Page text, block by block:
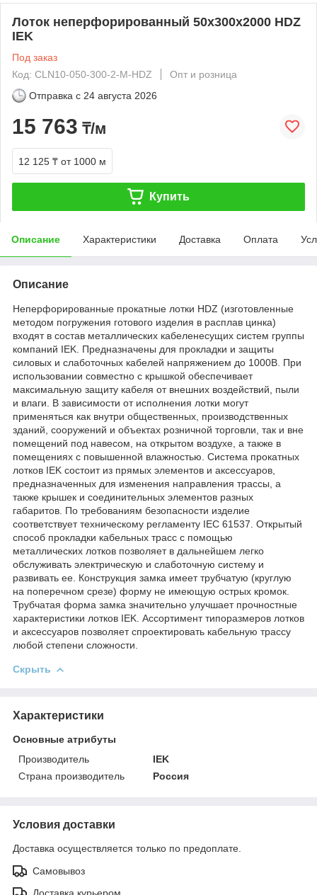
Лоток неперфорированный 50х300х2000 HDZ
IEK
Под заказ
Код: CLN10-050-300-2-M-HDZ
Опт и розница
Отправка с 24 августа 2026
15 763 ₸/м
12 125 ₸ от 1000 м
Купить
Описание Характеристики Доставка Оплата
Описание
Неперфорированные прокатные лотки HDZ (изготовленные
методом погружения готового изделия в расплав цинка)
входят в состав металлических кабеленесущих систем группы
компаний IEK. Предназначены для прокладки и защиты
силовых и слаботочных кабелей напряжением до 1000В. При
использовании совместно с крышкой обеспечивает
максимальную защиту кабеля от внешних воздействий, пыли
и влаги. В зависимости от исполнения лотки могут
применяться как внутри общественных, производственных
зданий, сооружений и объектах розничной торговли, так и вне
помещений под навесом, на открытом воздухе, а также в
помещениях с повышенной влажностью. Система прокатных
лотков IEK состоит из прямых элементов и аксессуаров,
предназначенных для изменения направления трассы, а
также крышек и соединительных элементов разных
габаритов. По требованиям безопасности изделие
соответствует техническому регламенту IEC 61537. Открытый
способ прокладки кабельных трасс с помощью
металлических лотков позволяет в дальнейшем легко
обслуживать электрическую и слаботочную систему и
развивать ее. Конструкция замка имеет трубчатую (круглую
на поперечном срезе) форму не имеющую острых кромок.
Трубчатая форма замка значительно улучшает прочностные
характеристики лотков IEK. Ассортимент типоразмеров лотков
и аксессуаров позволяет спроектировать кабельную трассу
любой степени сложности.
Скрыть
Характеристики
Основные атрибуты
Производитель
IEK
Страна производитель
Россия
Условия доставки
Доставка осуществляется только по предоплате.
Самовывоз
Доставка курьером